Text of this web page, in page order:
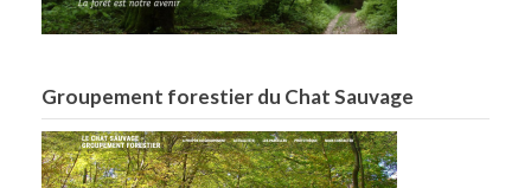
Groupement forestier du Chat Sauvage